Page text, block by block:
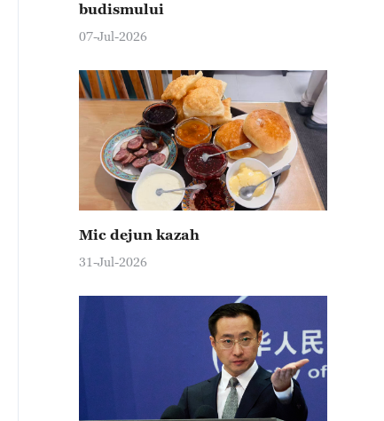
budismului
07-Jul-2026
Mic dejun kazah
31-Jul-2026